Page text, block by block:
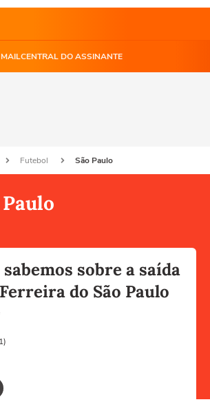
CENTRAL DO ASSINANTE
Futebol São Paulo
sobre a saída
do São Paulo